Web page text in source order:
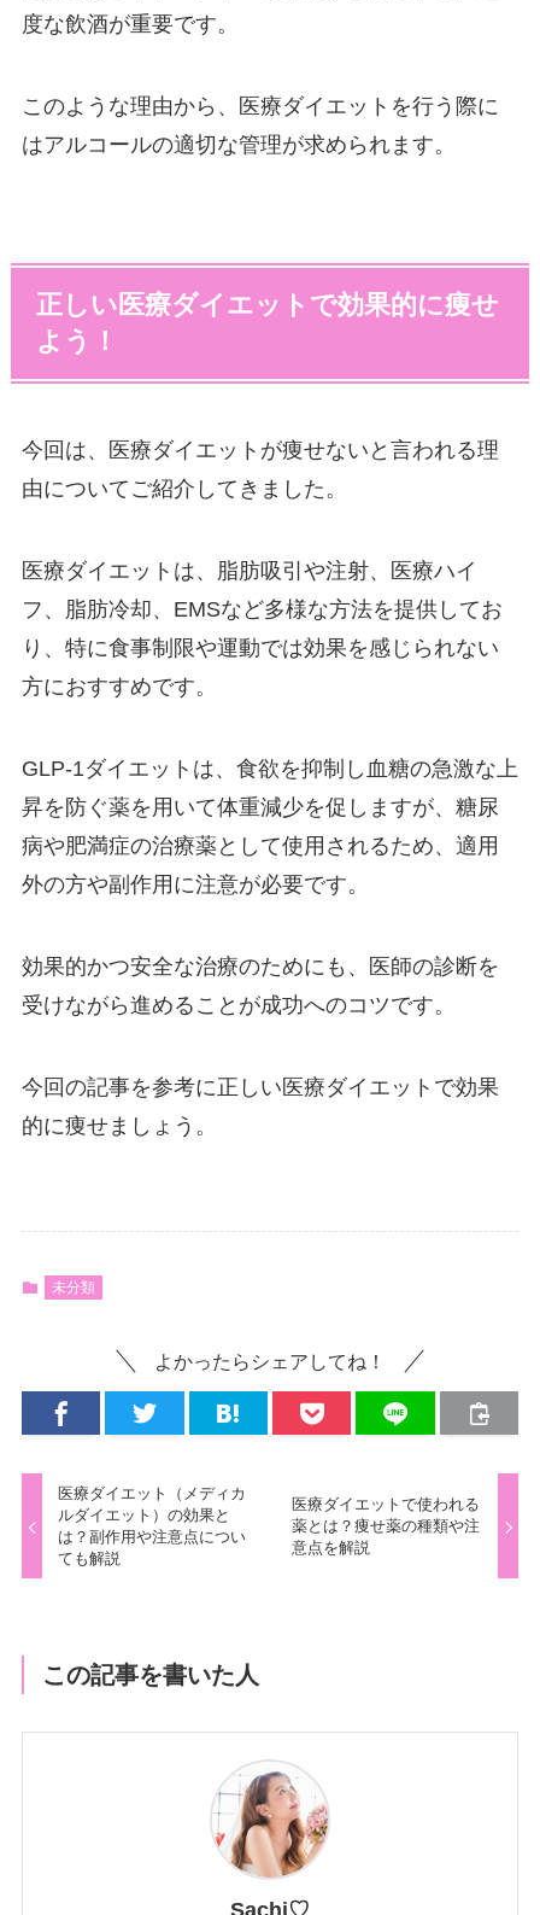
度な飲酒が重要です。
このような理由から、医療ダイエットを行う際に
はアルコールの適切な管理が求められます。
正しい医療ダイエットで効果的に痩せ
よう！
今回は、医療ダイエットが痩せないと言われる理
由についてご紹介してきました。
医療ダイエットは、脂肪吸引や注射、医療ハイ
フ、脂肪冷却、EMSなど多様な方法を提供してお
り、特に食事制限や運動では効果を感じられない
方におすすめです。
GLP-1ダイエットは、食欲を抑制し血糖の急激な上
昇を防ぐ薬を用いて体重減少を促しますが、糖尿
病や肥満症の治療薬として使用されるため、適用
外の方や副作用に注意が必要です。
効果的かつ安全な治療のためにも、医師の診断を
受けながら進めることが成功へのコツです。
今回の記事を参考に正しい医療ダイエットで効果
的に痩せましょう。
未分類
よかったらシェアしてね！
医療ダイエット（メディカ
ルダイエット）の効果と
は？副作用や注意点につい
ても解説
医療ダイエットで使われる
薬とは？痩せ薬の種類や注
意点を解説
この記事を書いた人